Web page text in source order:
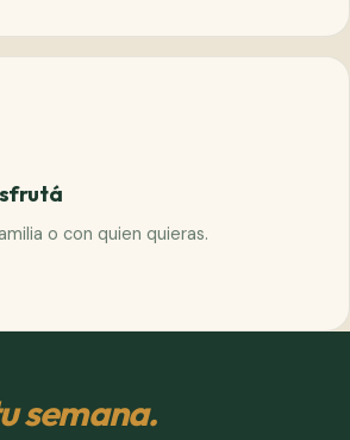
o con quien quieras.
semana.